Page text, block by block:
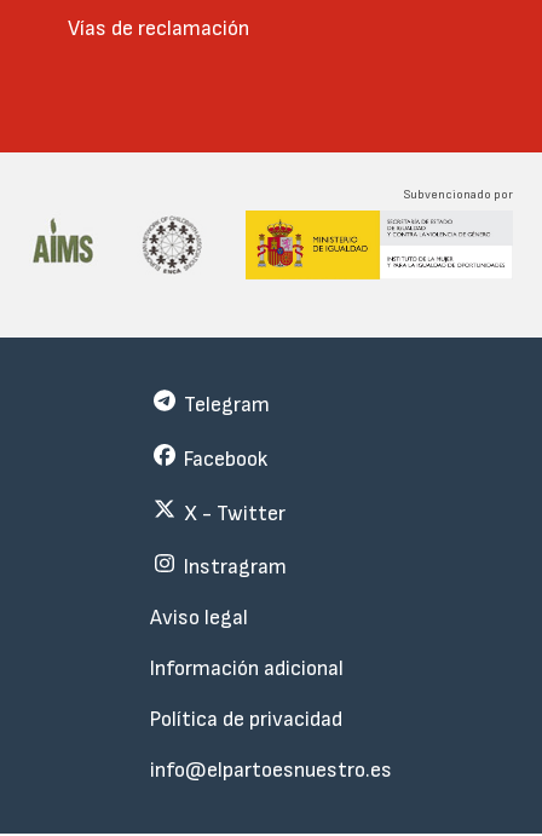
Vías de reclamación
Subvencionado por
Subfooter
Telegram
Facebook
X - Twitter
Instragram
Aviso legal
Información adicional
Política de privacidad
info@elpartoesnuestro.es